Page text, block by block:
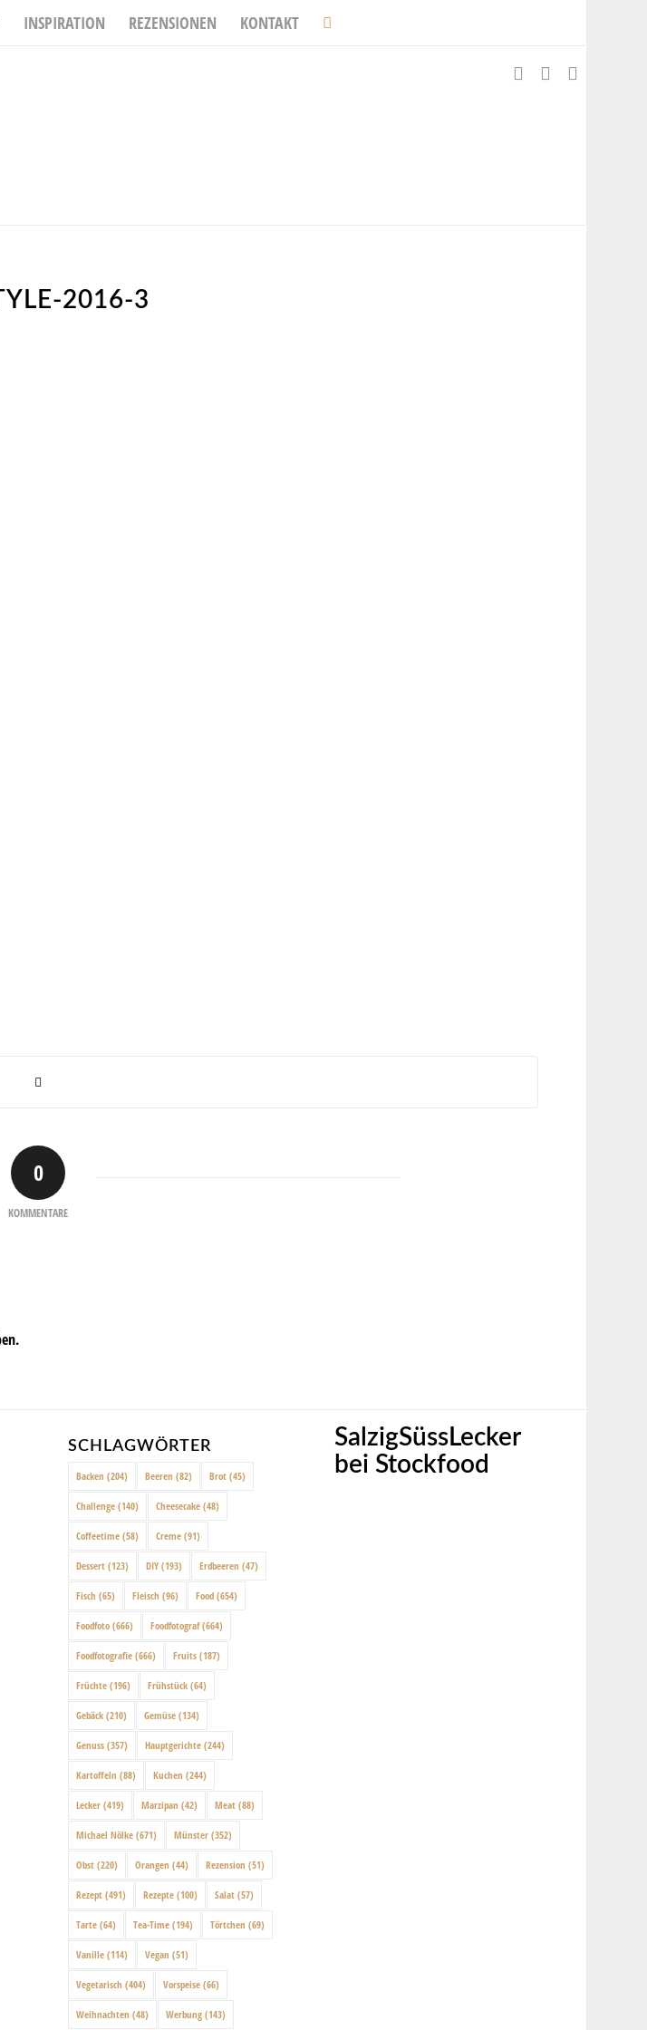
INSPIRATION REZENSIONEN KONTAKT
2016-3
0
KOMMENTARE
SCHLAGWÖRTER
Backen (204) Beeren (82) Brot (45)
Challenge (140) Cheesecake (48)
Coffeetime (58) Creme (91)
Dessert (123) DIY (193) Erdbeeren (47)
Fisch (65) Fleisch (96) Food (654)
Foodfoto (666) Foodfotograf(664)
Foodfotografie (666) Fruits (187)
Früchte (196) Frühstück (64)
Gebäck (210) Gemüse (134)
Genuss (357) Hauptgerichte (244)
Kartoffeln (88) Kuchen (244)
Lecker (419) Marzipan (42) Meat (88)
Michael Nölke (671) Münster (352)
Obst (220) Orangen (44) Rezension (51)
Rezept (491) Rezepte (100) Salat (57)
Tarte (64) Tea-Time (194) Törtchen (69)
Vanille (114) Vegan (51)
Vegetarisch (404) Vorspeise (66)
Weihnachten (48) Werbung (143)
SalzigSüssLecker
bei Stockfood